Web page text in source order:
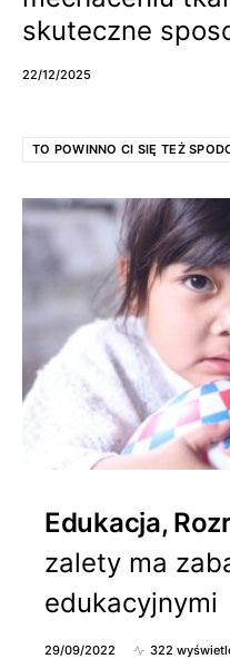
skuteczne
22/12/2025
TO POWINNO CI SIĘ TEŻ
Edukacja,
zalety ma
edukacyjnymi
29/09/2022 322